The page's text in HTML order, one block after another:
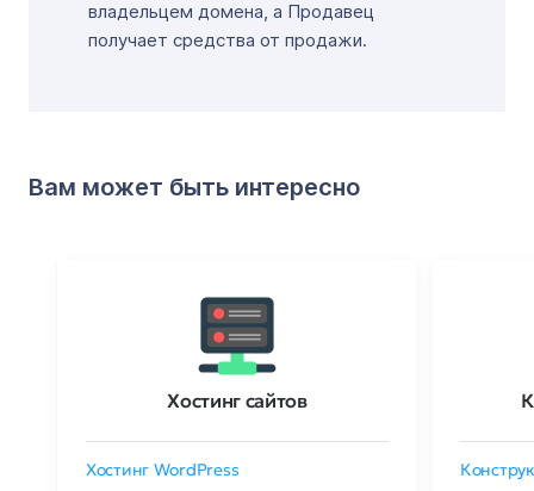
владельцем домена, а Продавец
получает средства от продажи.
Вам может быть интересно
Хостинг сайтов
Хостинг WordPress